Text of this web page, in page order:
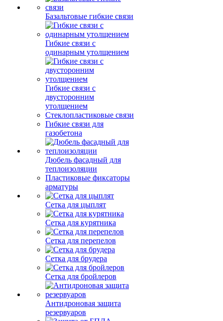
Базальтовые гибкие связи
Гибкие связи с
одинарным утолщением
Гибкие связи с
двусторонним
утолщением
Стеклопластиковые связи
Гибкие связи для
газобетона
Дюбель фасадный для
теплоизоляции
Пластиковые фиксаторы
арматуры
Сетка для цыплят
Сетка для курятника
Сетка для перепелов
Сетка для брудера
Сетка для бройлеров
Антидроновая защита
резервуаров